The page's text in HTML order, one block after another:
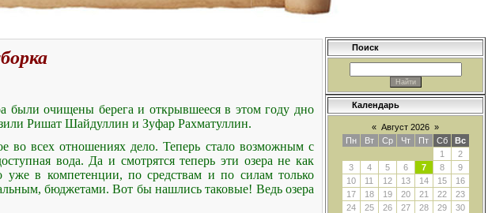
были очищены берега и открывшееся в этом году дно
Ришат Шайдуллин и Зуфар Рахматуллин.
во всех отношениях дело. Теперь стало возможным с
вода. Да и смотрятся теперь эти озера не как
в компетенции, по средствам и по силам только
бюджетами. Вот бы нашлись таковые! Ведь озера
Поиск
Календарь
« Август 2026 »
Пн
Вт Ср Чт Пт Сб
Вс
1
2
3
4 5 6 7 8
9
10
11 12 13 14 15
16
17
18 19 20 21 22
23
24
25 26 27 28 29
30